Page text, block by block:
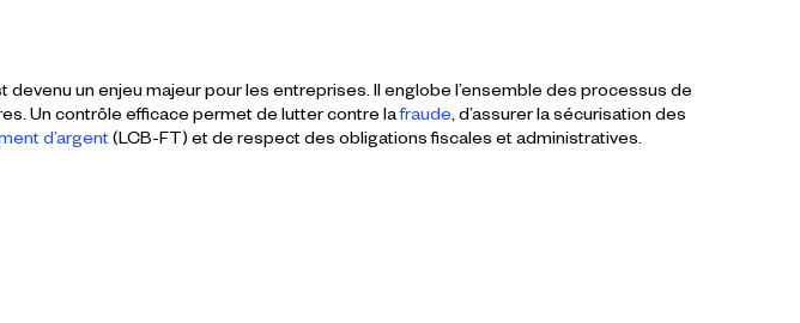
devenu un enjeu majeur pour les entreprises. Il englobe l’ensemble des processus de
Un contrôle efficace permet de lutter contre lafraude, d’assurer lasécurisation des
d’argent(LCB-FT) et de respect des obligationsfiscales etadministratives.